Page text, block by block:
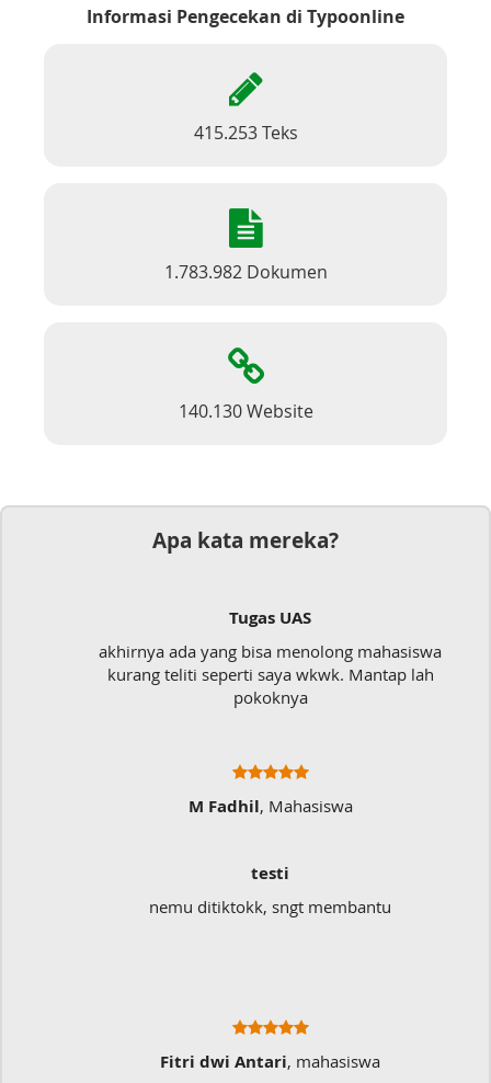
Informasi Pengecekan di Typoonline
415.253 Teks
1.783.982 Dokumen
140.130 Website
Apa kata mereka?
Tugas UAS
akhirnya ada yang bisa menolong mahasiswa
kurang teliti seperti saya wkwk. Mantap lah
pokoknya
M Fadhil, Mahasiswa
testi
nemu ditiktokk, sngt membantu
Fitri dwi Antari, mahasiswa